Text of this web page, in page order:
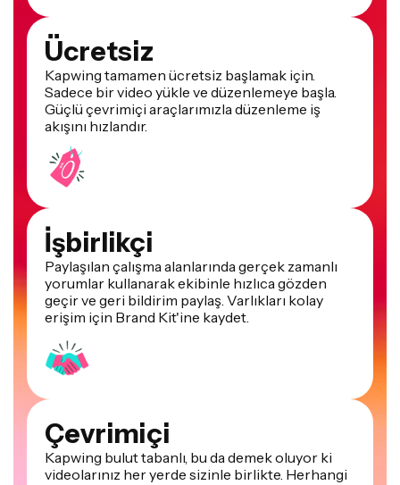
Ücretsiz
Kapwing tamamen ücretsiz başlamak için.
Sadece bir video yükle ve düzenlemeye başla.
Güçlü çevrimiçi araçlarımızla düzenleme iş
akışını hızlandır.
İşbirlikçi
Paylaşılan çalışma alanlarında gerçek zamanlı
yorumlar kullanarak ekibinle hızlıca gözden
geçir ve geri bildirim paylaş. Varlıkları kolay
erişim için Brand Kit'ine kaydet.
Çevrimiçi
Kapwing bulut tabanlı, bu da demek oluyor ki
videolarınız her yerde sizinle birlikte. Herhangi
bir cihazda kullanabilir ve dünyanın her
yerinden içeriğinize erişebilirsiniz.